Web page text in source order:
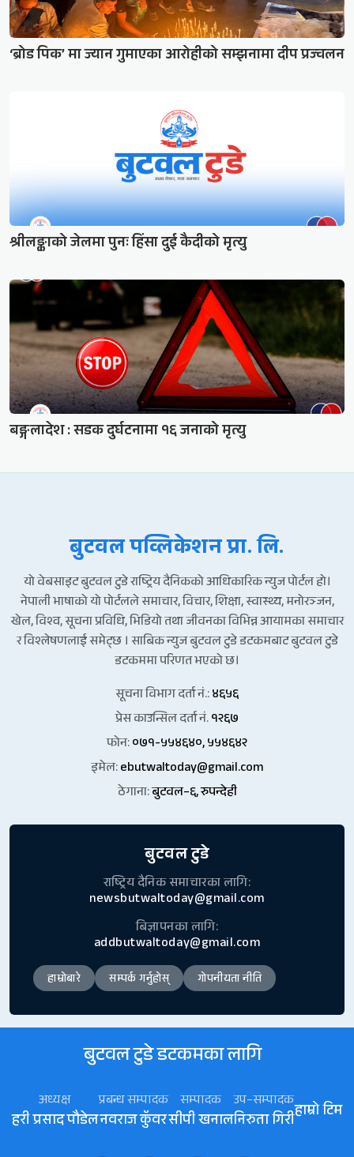
‘ब्रोड पिक’ मा ज्यान गुमाएका आरोहीको सम्झनामा दीप प्रज्वलन
श्रीलङ्काको जेलमा पुनः हिंसा दुई कैदीको मृत्यु
बङ्गलादेश : सडक दुर्घटनामा १६ जनाको मृत्यु
बुटवल पव्लिकेशन प्रा. लि.
यो वेबसाइट बुटवल टुडे राष्ट्रिय दैनिकको आधिकारिक न्युज पोर्टल हो।
नेपाली भाषाको यो पोर्टलले समाचार, विचार, शिक्षा, स्वास्थ्य, मनोरञ्जन,
खेल, विश्व, सूचना प्रविधि, भिडियो तथा जीवनका विभिन्न आयामका समाचार
र विश्लेषणलाई समेट्छ । साबिक न्युज बुटवल टुडे डटकमबाट बुटवल टुडे
डटकममा परिणत भएको छ।
सूचना विभाग दर्ता नं.:४६५६
प्रेस काउन्सिल दर्ता नं.१२६७
फोन:०७१-५५४६४०, ५५४६४२
इमेल:ebutwaltoday@gmail.com
ठेगाना:बुटवल–६, रुपन्देही
बुटवल टुडे
राष्ट्रिय दैनिक समाचारका लागि:
newsbutwaltoday@gmail.com
बिज्ञापनका लागि:
addbutwaltoday@gmail.com
हाम्रोबारे सम्पर्क गर्नुहोस् गोपनीयता नीति
बुटवल टुडे डटकमका लागि
अध्यक्ष
हरी प्रसाद पौडेल
प्रबन्ध सम्पादक
नवराज कॅुवर
सम्पादक
सीपी खनाल
उप–सम्पादक
निरुता गिरीहाम्रो टिम